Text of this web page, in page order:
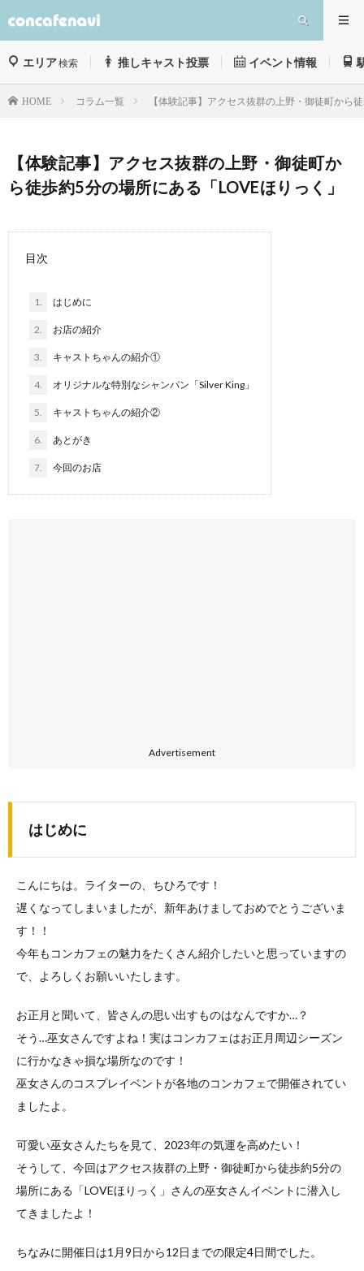
エリア検索 推しキャスト投票 イベント情報
HOME コラム一覧 【体験記事】アクセス抜群の上野・御徒町から
【体験記事】アクセス抜群の上野・御徒町か
ら徒歩約5分の場所にある「LOVEほりっく」
目次
1. はじめに
2. お店の紹介
3. キャストちゃんの紹介①
4. オリジナルな特別なシャンパン「Silver King」
5. キャストちゃんの紹介②
6. あとがき
7. 今回のお店
Advertisement
はじめに
こんにちは。ライターの、ちひろです！
遅くなってしまいましたが、新年あけましておめでとうございま
す！！
今年もコンカフェの魅力をたくさん紹介したいと思っていますの
で、よろしくお願いいたします。
お正月と聞いて、皆さんの思い出すものはなんですか…？
そう…巫女さんですよね！実はコンカフェはお正月周辺シーズン
に行かなきゃ損な場所なのです！
巫女さんのコスプレイベントが各地のコンカフェで開催されてい
ましたよ。
可愛い巫女さんたちを見て、2023年の気運を高めたい！
そうして、今回はアクセス抜群の上野・御徒町から徒歩約5分の
場所にある「LOVEほりっく」さんの巫女さんイベントに潜入し
てきましたよ！
ちなみに開催日は1月9日から12日までの限定4日間でした。